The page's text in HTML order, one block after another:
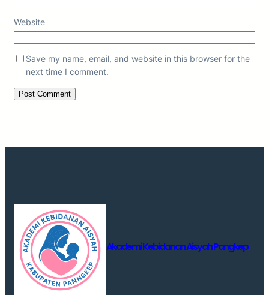
Website
Save my name, email, and website in this browser for the
next time I comment.
Akademi Kebidanan Aisyah Pangkep